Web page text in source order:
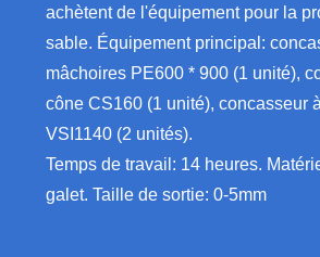
achètent de l'équipement pour la
sable. Équipement principal:
mâchoires PE600 * 900 (1 unité),
cône CS160 (1 unité), concasseur
VSI1140 (2 unités).
Temps de travail: 14 heures.
galet. Taille de sortie: 0-5mm